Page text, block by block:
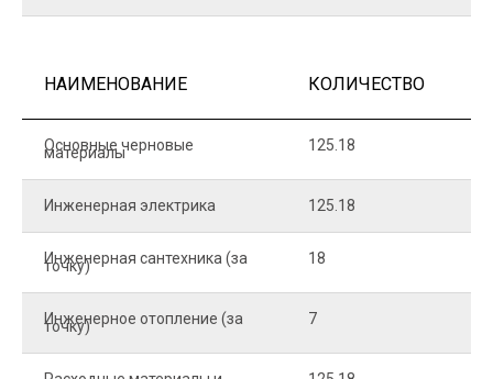
НАИМЕНОВАНИЕ КОЛИЧЕСТВО
Основные черновые
материалы 125.18
Инженерная электрика 125.18
Инженерная сантехника (за
точку) 18
Инженерное отопление (за
точку) 7